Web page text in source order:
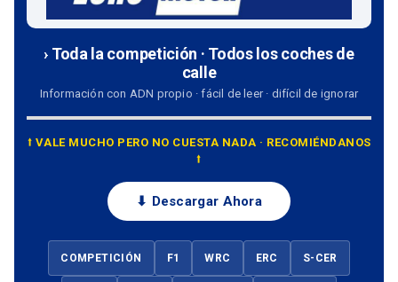
› Toda la competición · Todos los coches de
calle
Información con ADN propio · fácil de leer · difícil de ignorar
⭡ VALE MUCHO PERO NO CUESTA NADA · RECOMIÉNDANOS
⭡
⬇ Descargar Ahora
COMPETICIÓN F1 WRC ERC S-CER